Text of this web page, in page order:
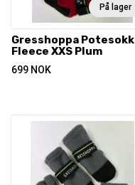
På lager
Gresshoppa Potesokk
Fleece XXS Plum
699 NOK